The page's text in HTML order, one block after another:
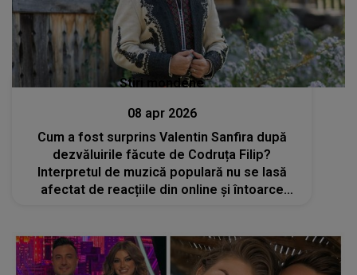
Stiri mondene
08 apr 2026
Cum a fost surprins Valentin Sanfira după
dezvăluirile făcute de Codruța Filip?
Interpretul de muzică populară nu se lasă
afectat de reacțiile din online și întoarce